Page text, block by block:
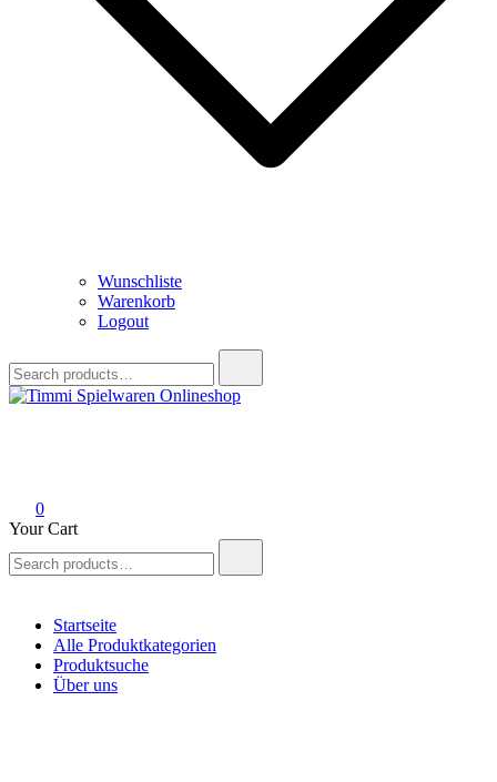
Wunschliste
Warenkorb
Logout
for:
0
Your Cart
for:
Startseite
Alle Produktkategorien
Produktsuche
Über uns